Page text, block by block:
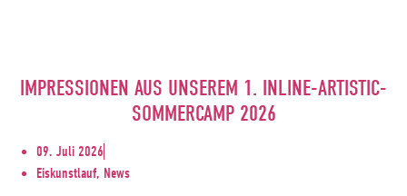
IMPRESSIONEN AUS UNSEREM 1. INLINE-ARTISTIC-
SOMMERCAMP 2026
09. Juli 2026
Eiskunstlauf, News